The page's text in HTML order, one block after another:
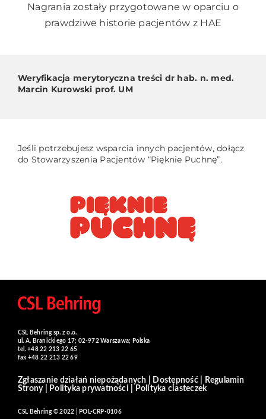
Nagrania zostały przygotowane w oparciu o
prawdziwe historie pacjentów z HAE
Weryfikacja merytoryczna treści dr hab. n. med.
Marcin Kurowski prof. UM
Jeśli potrzebujesz wsparcia innych pacjentów, dołącz
do Stowarzyszenia Pacjentów “Pięknie Puchnę”.
CSL Behring sp. z o.o.
ul. A. Branickiego 17; 02-972 Warszawa; Polska
tel. +48 22 213 22 65
fax +48 22 213 22 69
Zgłaszanie działań niepożądanych Dostępność|
Regulamin
Strony| Polityka prywatności Polityka ciasteczek
CSL Behring © 2022 | POL-CRP-0106